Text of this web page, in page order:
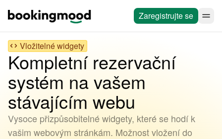
Zaregistrujte se
Vložitelné widgety
Kompletní rezervační
systém na vašem
stávajícím webu
Vysoce přizpůsobitelné widgety, které se hodí k
vašim webovým stránkám. Možnost vložení do